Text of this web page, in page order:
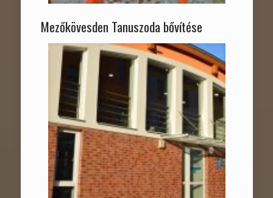
Mezőkövesden Tanuszoda bővítése